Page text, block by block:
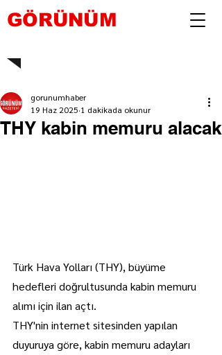
GÖRÜNÜM
THY kabin memuru alacak
gorunumhaber
19 Haz 2025 1 dakikada okunur
Türk Hava Yolları (THY), büyüme
hedefleri doğrultusunda kabin memuru
alımı için ilan açtı.
THY'nin internet sitesinden yapılan
duyuruya göre, kabin memuru adayları